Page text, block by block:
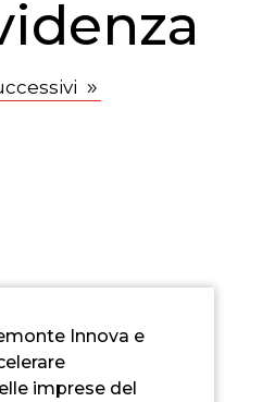
Innova e
imprese del